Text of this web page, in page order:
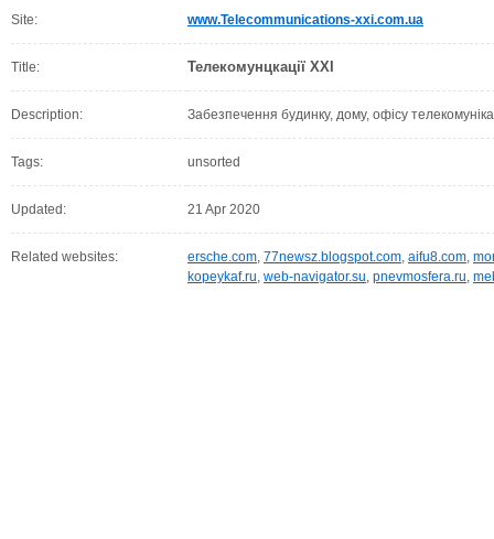
Site: www.Telecommunications-xxi.com.ua
Title: Телекомунцкації ХХІ
Description: Забезпечення будинку, дому, офісу
Tags: unsorted
Updated: 21 Apr 2020
Related websites: ersche.com, 77newsz.blogspot.com, aifu8.com,
kopeykaf.ru, web-navigator.su, pnevmosfera.ru,